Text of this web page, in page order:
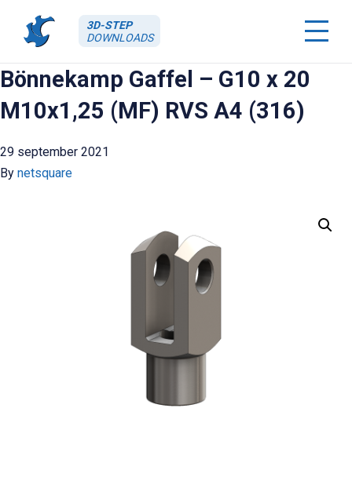
3D-STEP
DOWNLOADS
Bönnekamp Gaffel – G10 x 20
M10x1,25 (MF) RVS A4 (316)
29 september 2021
By netsquare